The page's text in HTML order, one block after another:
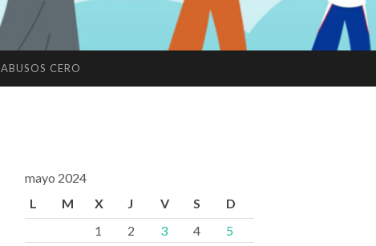
ABUSOS CERO
mayo 2024
L
M X J V S D
1 2 3 4
5